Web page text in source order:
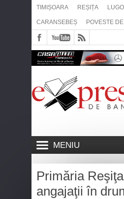
TIMIȘOARA REȘIȚA
CARANSEBEȘ POVESTE
MENIU
Primăria
angajaţii în